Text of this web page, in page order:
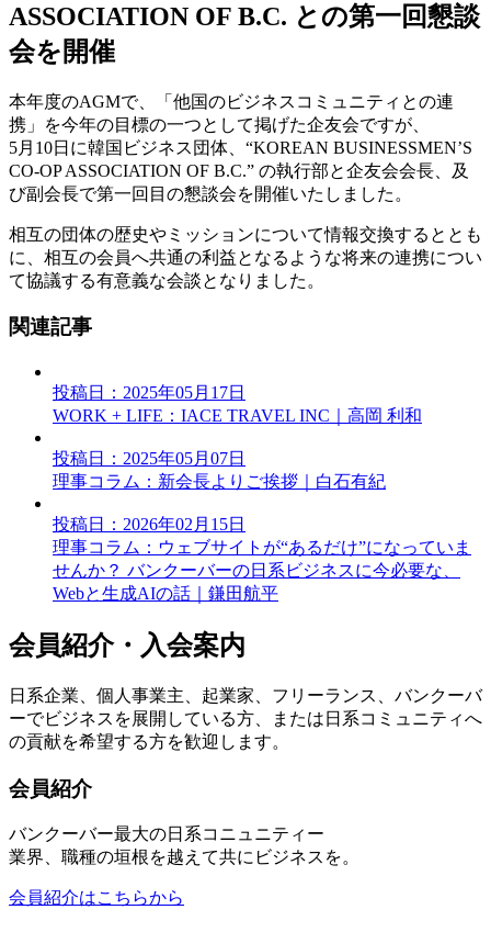
ASSOCIATION OF B.C. との第一回懇談
会を開催
本年度のAGMで、「他国のビジネスコミュニティとの連
携」を今年の目標の一つとして掲げた企友会ですが、
5月10日に韓国ビジネス団体、“KOREAN BUSINESSMEN’S
CO-OP ASSOCIATION OF B.C.” の執行部と企友会会長、及
び副会長で第一回目の懇談会を開催いたしました。
相互の団体の歴史やミッションについて情報交換するととも
に、相互の会員へ共通の利益となるような将来の連携につい
て協議する有意義な会談となりました。
関連記事
投稿日：2025年05月17日
WORK + LIFE：IACE TRAVEL INC｜高岡 利和
投稿日：2025年05月07日
理事コラム：新会長よりご挨拶｜白石有紀
投稿日：2026年02月15日
理事コラム：ウェブサイトが“あるだけ”になっていま
せんか？ バンクーバーの日系ビジネスに今必要な、
Webと生成AIの話｜鎌田航平
会員紹介・入会案内
日系企業、個人事業主、起業家、フリーランス、バンクーバ
ーでビジネスを展開している方、または日系コミュニティへ
の貢献を希望する方を歓迎します。
会員紹介
バンクーバー最大の日系コニュニティー
業界、職種の垣根を越えて共にビジネスを。
会員紹介はこちらから